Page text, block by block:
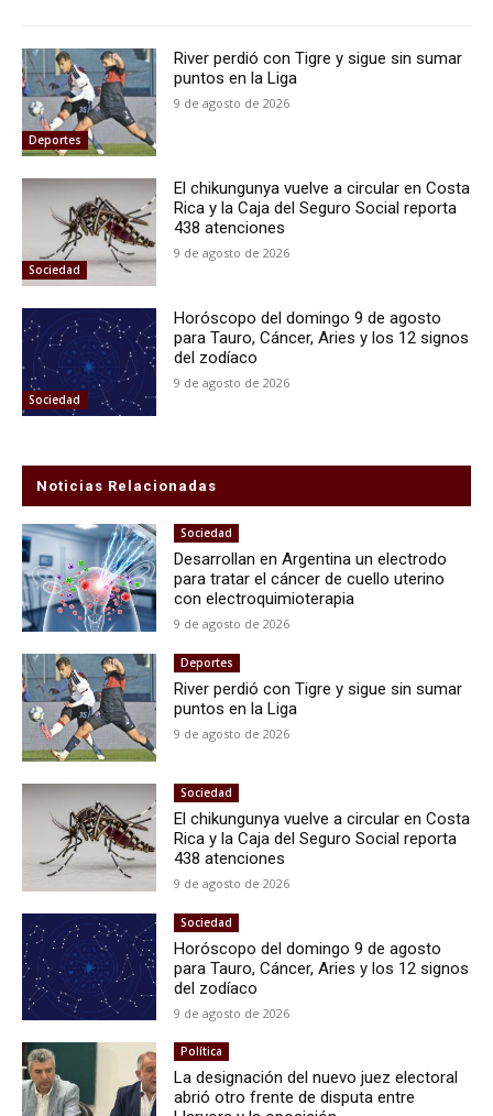
Deportes
River perdió con Tigre y sigue sin sumar
puntos en la Liga
9 de agosto de 2026
Sociedad
El chikungunya vuelve a circular en Costa
Rica y la Caja del Seguro Social reporta
438 atenciones
9 de agosto de 2026
Sociedad
Horóscopo del domingo 9 de agosto
para Tauro, Cáncer, Aries y los 12 signos
del zodíaco
9 de agosto de 2026
Noticias Relacionadas
Sociedad
Desarrollan en Argentina un electrodo
para tratar el cáncer de cuello uterino
con electroquimioterapia
9 de agosto de 2026
Deportes
River perdió con Tigre y sigue sin sumar
puntos en la Liga
9 de agosto de 2026
Sociedad
El chikungunya vuelve a circular en Costa
Rica y la Caja del Seguro Social reporta
438 atenciones
9 de agosto de 2026
Sociedad
Horóscopo del domingo 9 de agosto
para Tauro, Cáncer, Aries y los 12 signos
del zodíaco
9 de agosto de 2026
Política
La designación del nuevo juez electoral
abrió otro frente de disputa entre